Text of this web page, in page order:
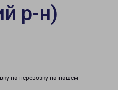
р-н)
на перевозку на нашем